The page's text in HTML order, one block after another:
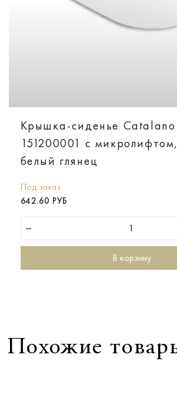
Крышка-сиденье Catalano
151200001 с
белый глянец
Под заказ
642.60 РУБ
В корзину
Похожие